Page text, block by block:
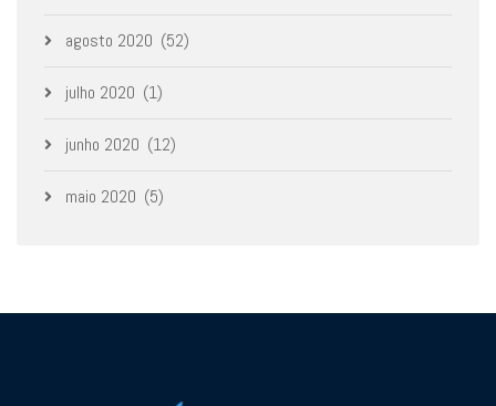
agosto 2020 (52)
julho 2020 (1)
junho 2020 (12)
maio 2020 (5)